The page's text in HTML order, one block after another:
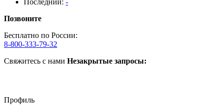
Последний: -
Позвоните
Бесплатно по России:
8-800-333-79-32
Свяжитесь с нами Незакрытые запросы:
Профиль